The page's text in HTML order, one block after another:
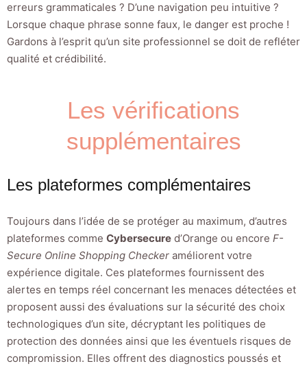
erreurs grammaticales ? D’une navigation peu intuitive ?
Lorsque chaque phrase sonne faux, le danger est proche !
Gardons à l’esprit qu’un site professionnel se doit de refléter
qualité et crédibilité.
Les vérifications
supplémentaires
Les plateformes complémentaires
Toujours dans l’idée de se protéger au maximum, d’autres
plateformes comme Cybersecure d’Orange ou encore F-
Secure Online Shopping Checker améliorent votre
expérience digitale. Ces plateformes fournissent des
alertes en temps réel concernant les menaces détectées et
proposent aussi des évaluations sur la sécurité des choix
technologiques d’un site, décryptant les politiques de
protection des données ainsi que les éventuels risques de
compromission. Elles offrent des diagnostics poussés et